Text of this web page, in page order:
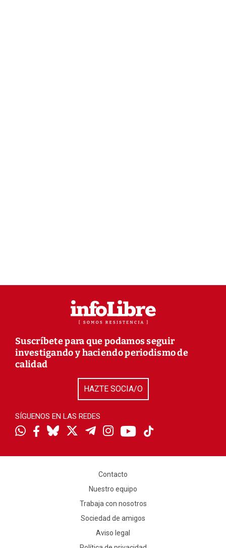
Suscríbete para que podamos seguir
investigando y haciendo periodismo de
calidad
HAZTE SOCIA/O
SÍGUENOS EN LAS REDES
Contacto
Nuestro equipo
Trabaja con nosotros
Sociedad de amigos
Aviso legal